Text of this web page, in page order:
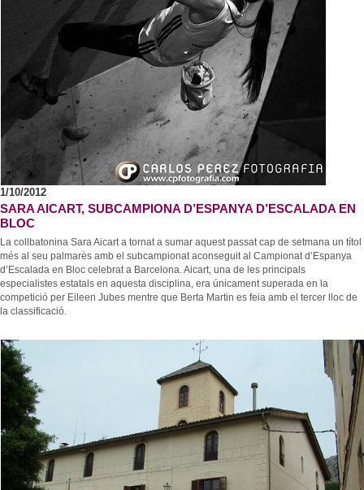
1/10/2012
SARA AICART, SUBCAMPIONA D’ESPANYA D’ESCALADA EN
BLOC
La collbatonina Sara Aicart a tornat a sumar aquest passat cap de setmana un títol
més al seu palmarès amb el subcampionat aconseguit al Campionat d’Espanya
d’Escalada en Bloc celebrat a Barcelona. Aicart, una de les principals
especialistes estatals en aquesta disciplina, era únicament superada en la
competició per Eileen Jubes mentre que Berta Martin es feia amb el tercer lloc de
la classificació.